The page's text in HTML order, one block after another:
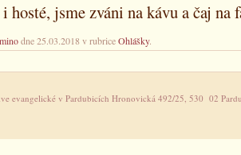
jsme zváni na kávu a čaj na
dne 25.03.2018 v rubriceOhlášky.
evangelické v Pardubicích Hronovická 492/25, 530 02